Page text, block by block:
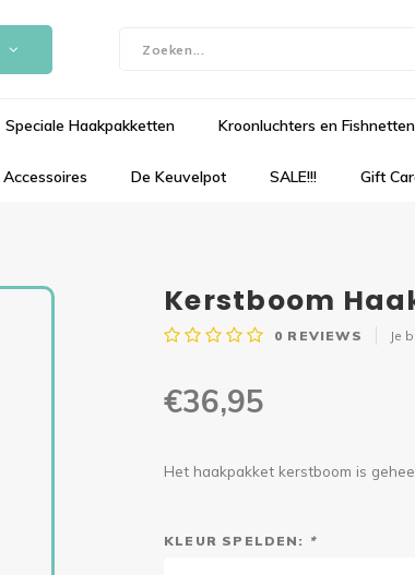
Speciale Haakpakketten Kroonluchters en Fishnetten
Accessoires De Keuvelpot SALE!!! Gift
Kerstboom
0 REVIEWS Je
€36,95
Het haakpakket kerstboom is
KLEUR SPELDEN: *